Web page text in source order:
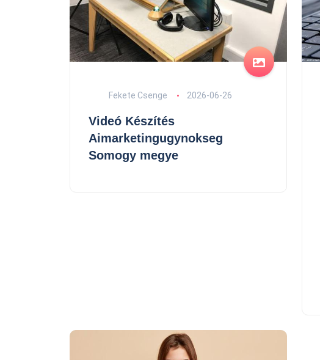
Fekete Csenge 2026-06-26
Videó Készítés
Aimarketingugynokseg
Somogy megye